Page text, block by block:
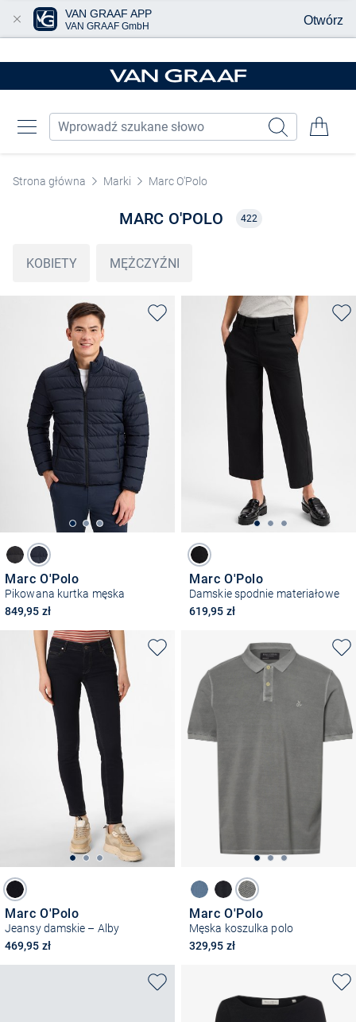
Strona główna Marki Marc O'Polo
MARC O'POLO 422
KOBIETY MĘŻCZYŹNI
Marc O'Polo
Pikowana kurtka męska
849,95 zł
Marc O'Polo
Damskie spodnie materiałowe
619,95 zł
Marc O'Polo
Jeansy damskie – Alby
469,95 zł
Marc O'Polo
Męska koszulka polo
329,95 zł
VAN GRAAF APP
VAN GRAAF GmbH Otwórz